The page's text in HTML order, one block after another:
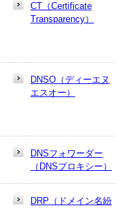
CT（Certificate
Transparency）
DNSO（ディーエヌ
エスオー）
DNSフォワーダー
（DNSプロキシー）
DRP（ドメイン名紛